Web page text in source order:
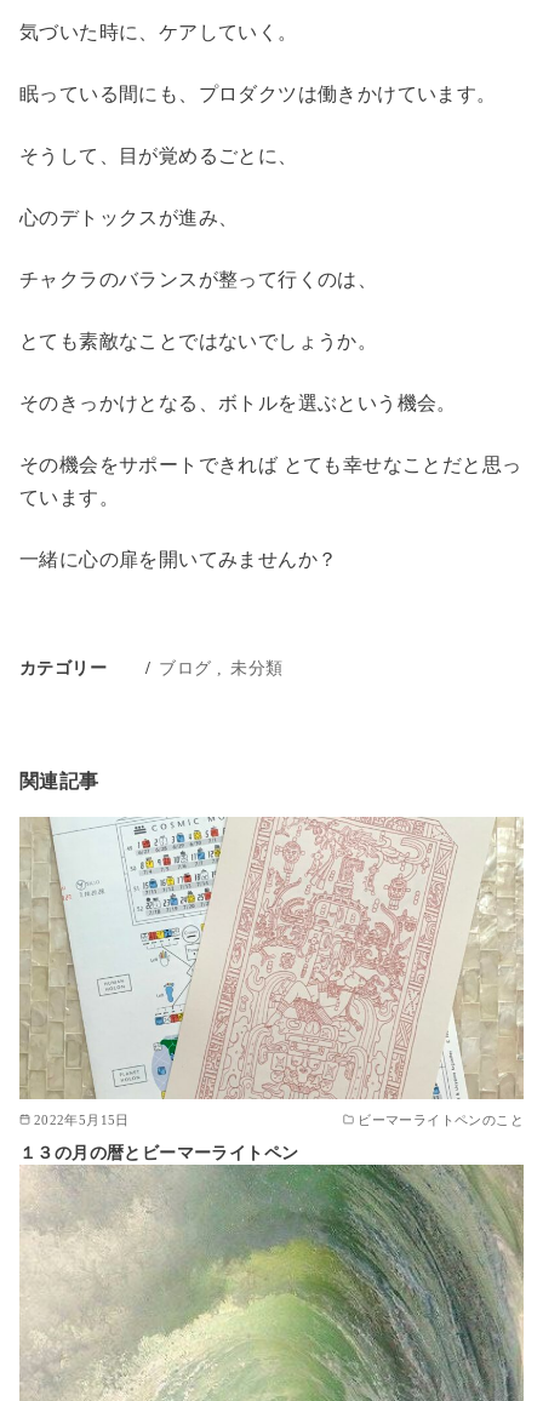
気づいた時に、ケアしていく。
眠っている間にも、プロダクツは働きかけています。
そうして、目が覚めるごとに、
心のデトックスが進み、
チャクラのバランスが整って行くのは、
とても素敵なことではないでしょうか。
そのきっかけとなる、ボトルを選ぶという機会。
その機会をサポートできれば とても幸せなことだと思っ
ています。
一緒に心の扉を開いてみませんか？
カテゴリー ブログ 未分類
関連記事
2022年5月15日 ビーマーライトペンのこと
１３の月の暦とビーマーライトペン